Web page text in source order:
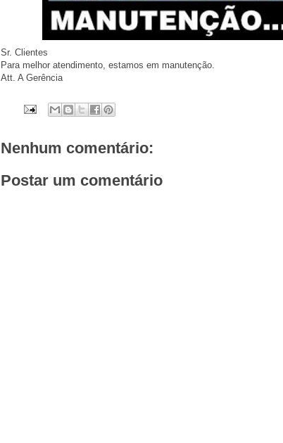
Sr. Clientes
Para melhor atendimento, estamos em manutenção.
Att. A Gerência
Nenhum comentário:
Postar um comentário